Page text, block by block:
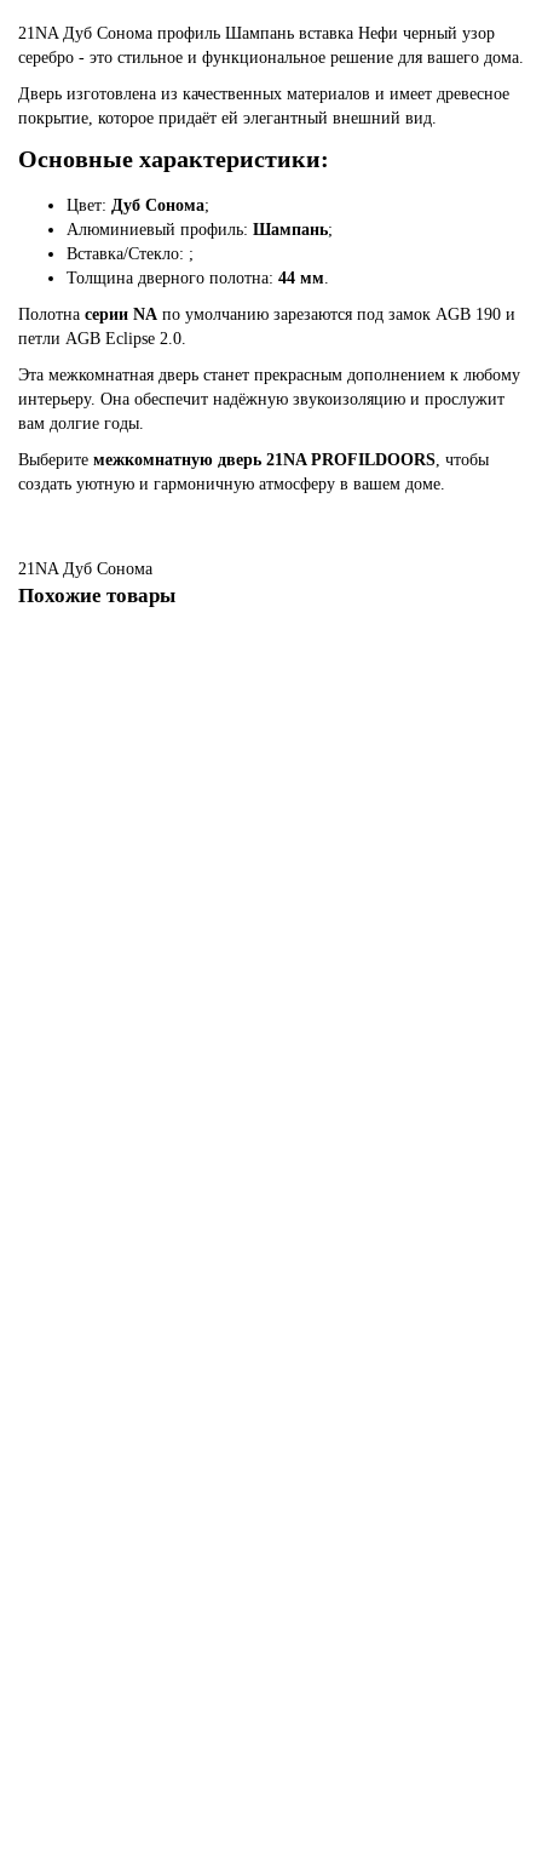
21NA Дуб Сонома профиль Шампань вставка Нефи черный узор
серебро - это стильное и функциональное решение для вашего дома.
Дверь изготовлена из качественных материалов и имеет древесное
покрытие, которое придаёт ей элегантный внешний вид.
Основные характеристики:
Цвет: Дуб Сонома;
Алюминиевый профиль: Шампань;
Вставка/Стекло: ;
Толщина дверного полотна: 44 мм
Полотна серии NA по умолчанию зарезаются под замок AGB 190 и
петли AGB Eclipse 2.0.
Эта межкомнатная дверь станет прекрасным дополнением к любому
интерьеру. Она обеспечит надёжную звукоизоляцию и прослужит
вам долгие годы.
Выберите межкомнатную дверь 21NA PROFILDOORS , чтобы
создать уютную и гармоничную атмосферу в вашем доме.
21NA Дуб Сонома
Похожие товары